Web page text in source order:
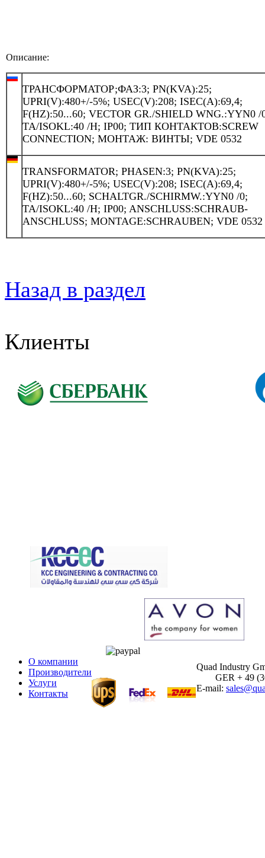
Описание:
ТРАНСФОРМАТОР;ФАЗ:3; PN(KVA):25;
UPRI(V):480+/-5%; USEC(V):208; ISEC(A):69,4;
F(HZ):50...60; VECTOR GR./SHIELD WNG.:YYN0 /
TA/ISOKL:40 /H; IP00; ТИП КОНТАКТОВ:SCREW
CONNECTION; МОНТАЖ: ВИНТЫ; VDE 0532
TRANSFORMATOR; PHASEN:3; PN(KVA):25;
UPRI(V):480+/-5%; USEC(V):208; ISEC(A):69,4;
F(HZ):50...60; SCHALTGR./SCHIRMW.:YYN0 /0;
TA/ISOKL:40 /H; IP00; ANSCHLUSS:SCHRAUB-
ANSCHLUSS; MONTAGE:SCHRAUBEN; VDE 0532
Назад в раздел
Клиенты
О компании
Производители
Услуги
Контакты
Quad Industry
GER + 49
E-mail: